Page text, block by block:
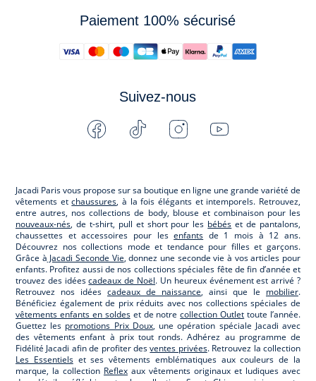
Paiement 100% sécurisé
Suivez-nous
Facebook Tiktok InstagramYoutube
Jacadi Paris vous propose sur sa boutique en ligne une grande variété de
vêtements etchaussures, à la fois élégants et intemporels. Retrouvez,
entre autres, nos collections de body, blouse et combinaison pour les
nouveaux-nés, de t-shirt, pull et short pour les bébés et de pantalons,
chaussettes et accessoires pour lesenfants de 1 mois à 12 ans.
Découvrez nos collections mode et tendance pour filles et garçons.
Grâce à Jacadi Seconde Vie, donnez une seconde vie à vos articles pour
enfants. Profitez aussi de nos collections spéciales fête de fin d’année et
trouvez des idéescadeaux de Noël. Un heureux événement est arrivé ?
Retrouvez nos idées cadeaux de naissance, ainsi que le mobilier.
Bénéficiez également de prix réduits avec nos collections spéciales de
vêtements enfants en soldeset de notrecollection Outlet toute l’année.
Guettez les promotions Prix Doux, une opération spéciale Jacadi avec
des vêtements enfant à prix tout ronds. Adhérez au programme de
Fidélité Jacadi afin de profiter desventes privées. Retrouvez la collection
Les Essentielset ses vêtements emblématiques aux couleurs de la
marque, la collection Reflex aux vêtements originaux et ludiques avec